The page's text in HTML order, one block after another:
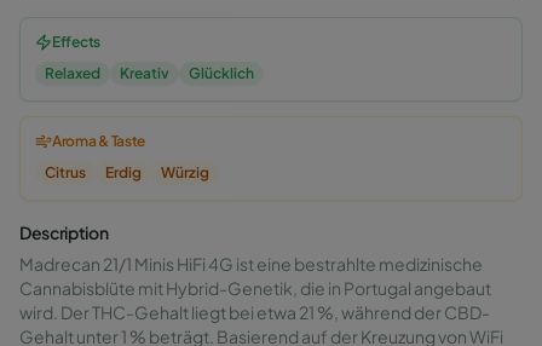
Effects
Relaxed
Kreativ Glücklich
Aroma & Taste
Citrus
Erdig Würzig
Description
Madrecan 21/1 Minis HiFi 4G ist eine bestrahlte medizinische
Cannabisblüte mit Hybrid-Genetik, die in Portugal angebaut
wird. Der THC-Gehalt liegt bei etwa 21 %, während der CBD-
Gehalt unter 1 % beträgt. Basierend auf der Kreuzung von WiFi